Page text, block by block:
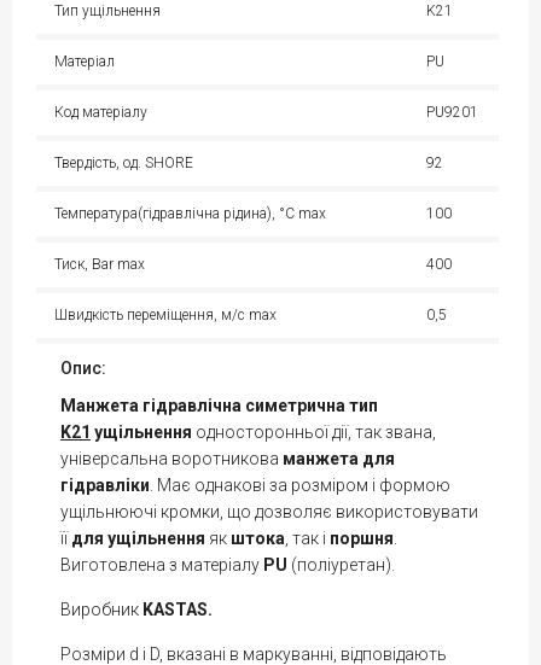
Тип ущільнення K21
Матеріал PU
Код матеріалу PU9201
Твердість, од. SHORE 92
Температура(гідравлічна рідина), °С max 100
Тиск, Bar max 400
Швидкість переміщення, м/с max 0,5
Опис:
Манжета гідравлічна симетрична тип
K21 ущільнення односторонньої дії, так звана,
універсальна воротникова манжета для
гідравліки . Має однакові за розміром і формою
ущільнюючі кромки, що дозволяє використовувати
їїдля ущільнення як штока , так і поршня
Виготовлена з матеріалу PU (поліуретан).
Виробник KASTAS.
Розміри d і D, вказані в маркуванні, відповідають